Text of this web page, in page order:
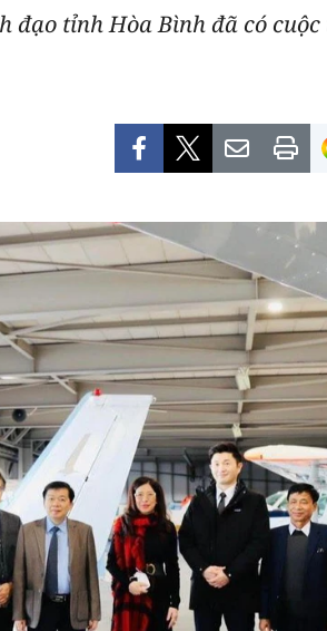
đạo tỉnh Hòa Bình đã có